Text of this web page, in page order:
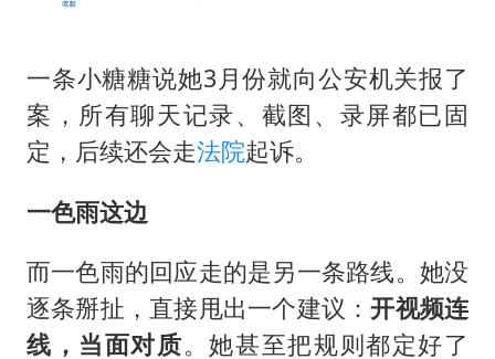
一条小糖糖说她3月份就向公安机关报了
案，所有聊天记录、截图、录屏都已固
定，后续还会走法院起诉。
一色雨这边
而一色雨的回应走的是另一条路线。她没
逐条掰扯，直接甩出一个建议：开视频连
线，当面对质。她甚至把规则都定好了